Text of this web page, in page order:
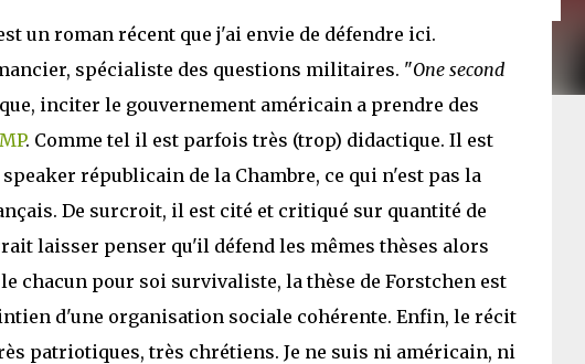
un roman récent que j'ai envie de défendre ici.
spécialiste des questions militaires. "One second
inciter le gouvernement américain a prendre des
. Comme tel il est parfois très (trop) didactique. Il est
républicain de la Chambre, ce qui n'est pas la
De surcroit, il est cité et critiqué sur quantité de
laisser penser qu'il défend les mêmes thèses alors
chacun pour soi survivaliste, la thèse de Forstchen est
d'une organisation sociale cohérente. Enfin, le récit
patriotiques, très chrétiens. Je ne suis ni américain, ni